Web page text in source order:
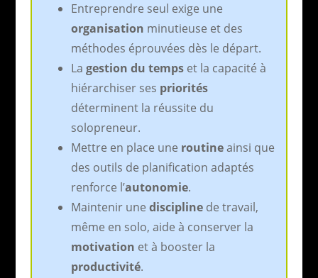
Entreprendre seul exige une
organisation minutieuse et des
méthodes éprouvées dès le départ.
La gestion du tempset la capacité à
hiérarchiser ses priorités
déterminent la réussite du
solopreneur.
Mettre en place une routineainsi que
des outils de planification adaptés
renforce l’autonomie.
Maintenir une disciplinede travail,
même en solo, aide à conserver la
motivation et à booster la
productivité.